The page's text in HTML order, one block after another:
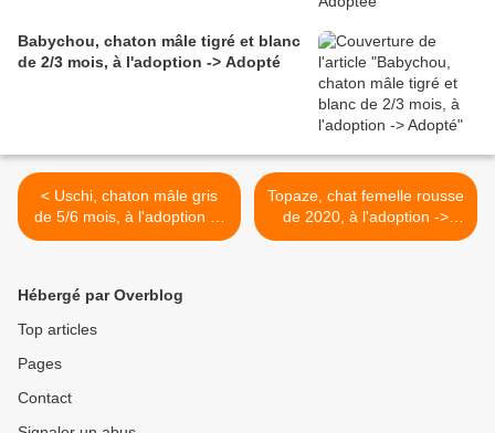
Babychou, chaton mâle tigré et blanc
de 2/3 mois, à l'adoption -> Adopté
< Uschi, chaton mâle gris
de 5/6 mois, à l'adoption ->
adopté
Topaze, chat femelle rousse
de 2020, à l'adoption ->
adoptée >
Hébergé par Overblog
Top articles
Pages
Contact